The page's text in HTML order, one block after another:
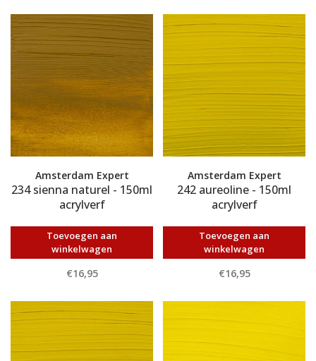
Amsterdam Expert
234 sienna naturel - 150ml
acrylverf
Toevoegen aan
winkelwagen
€16,95
Amsterdam Expert
242 aureoline - 150ml
acrylverf
Toevoegen aan
winkelwagen
€16,95